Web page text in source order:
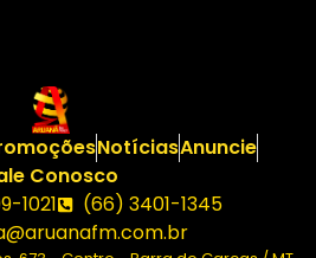
NotíciasAnuncie
Conosco
1021
(66) 3401-1345